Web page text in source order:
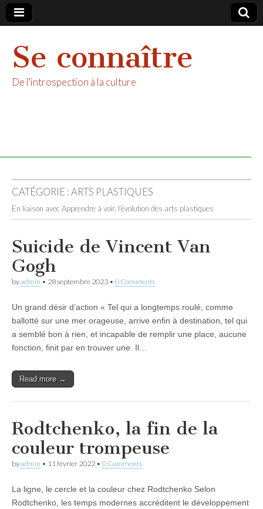
Se connaître
De l'introspection à la culture
CATÉGORIE :ARTS PLASTIQUES
En liaison avec Apprendre à voir, l’évolution des arts plastiques
Suicide de Vincent Van
Gogh
byadmin • 28 septembre 2023 • 0 Comments
Un grand désir d’action « Tel qui a longtemps roulé, comme
ballotté sur une mer orageuse, arrive enfin à destination, tel qui
a semblé bon à rien, et incapable de remplir une place, aucune
fonction, finit par en trouver une. Il…
Read more →
Rodtchenko, la fin de la
couleur trompeuse
byadmin • 11 février 2022 • 0 Comments
La ligne, le cercle et la couleur chez Rodtchenko Selon
Rodtchenko, les temps modernes accréditent le développement